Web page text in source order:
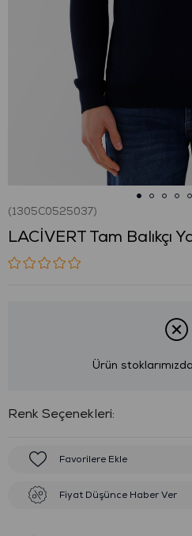
(1305C0525037)
LACİVERT Tam Balıkçı
Ürün
:
Favorilere Ekle
Fiyat Düşünce Haber Ver